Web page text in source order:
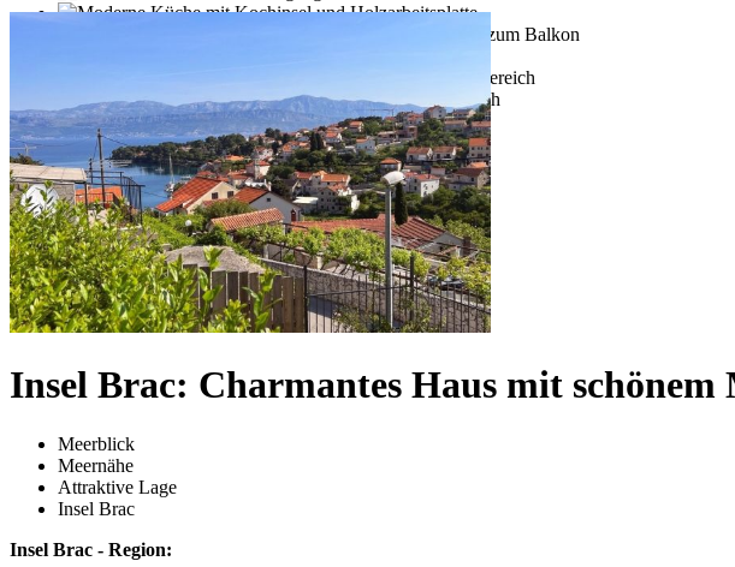
Insel Brac: Charmantes Haus mit schönem
Meerblick
Meernähe
Attraktive Lage
Insel Brac
Insel Brac - Region: